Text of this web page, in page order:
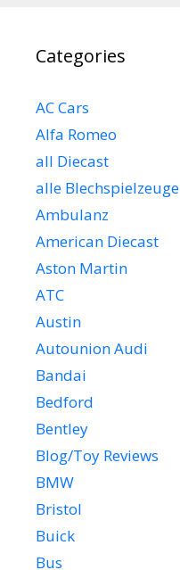
Categories
AC Cars
Alfa Romeo
all Diecast
alle Blechspielzeuge
Ambulanz
American Diecast
Aston Martin
ATC
Austin
Autounion Audi
Bandai
Bedford
Bentley
Blog/Toy Reviews
BMW
Bristol
Buick
Bus